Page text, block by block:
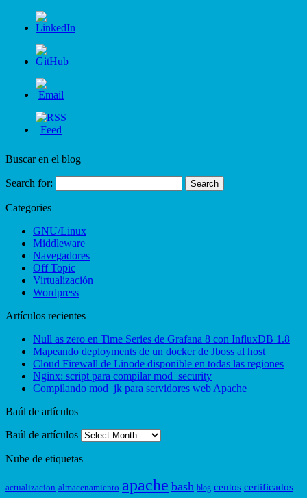
Buscar en el blog
Search for:
Categories
GNU/Linux
Middleware
Navegadores
Off Topic
Virtualización
Wordpress
Artículos recientes
Null as zero en Time Series de Grafana 8 con InfluxDB 1.8
Mapeando deployments de un docker de Jboss al host
Cloud Firewall de Linode disponible en todas las regiones
Nginx: script para compilar mod_security
Compilando mod_jk para servidores web Apache
Baúl de artículos
Baúl de artículos
Nube de etiquetas
actualizacion almacenamiento apache bash blog centos certificados